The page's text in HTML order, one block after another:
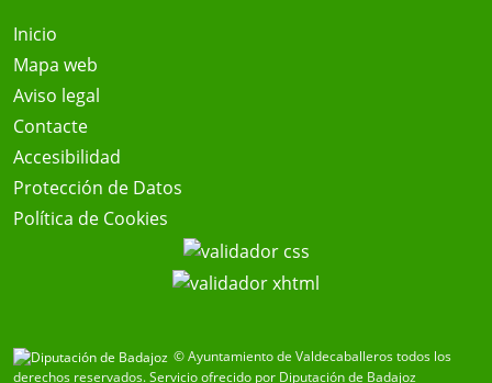
Inicio
Mapa web
Aviso legal
Contacte
Accesibilidad
Protección de Datos
Política de Cookies
© Ayuntamiento de Valdecaballeros todos los
derechos reservados.Servicio ofrecido por Diputación de Badajoz